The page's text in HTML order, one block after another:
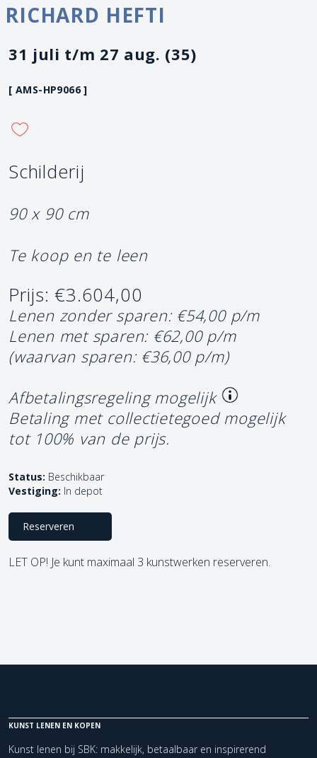
RICHARD HEFTI
31 juli t/m 27 aug. (35)
[ AMS-HP9066 ]
Schilderij
90 x 90 cm
Te koop en te leen
Prijs: €3.604,00
Lenen zonder sparen: €54,00 p/m
Lenen met sparen: €62,00 p/m
(waarvan sparen: €36,00 p/m)
Afbetalingsregeling mogelijk
Betaling met collectietegoed mogelijk
tot 100% van de prijs.
Status: Beschikbaar
Vestiging: In depot
Reserveren
LET OP! Je kunt maximaal 3 kunstwerken reserveren.
KUNST LENEN EN KOPEN
Kunst lenen bij SBK: makkelijk, betaalbaar en inspirerend